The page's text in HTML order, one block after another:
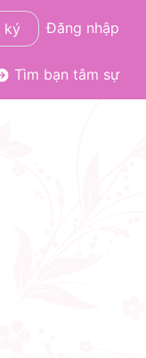
ký Đăng nhập
Tìm bạn tâm sự